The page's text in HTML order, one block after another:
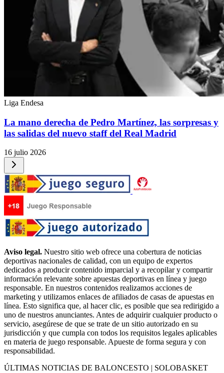
Liga Endesa
La mano derecha de Pedro Martínez, las sorpresas y
las salidas del nuevo staff del Real Madrid
16 julio 2026
Aviso legal. Nuestro sitio web ofrece una cobertura de noticias
deportivas nacionales de calidad, con un equipo de expertos
dedicados a producir contenido imparcial y a recopilar y compartir
información relevante sobre apuestas deportivas en línea y juego
responsable. En nuestros contenidos realizamos acciones de
marketing y utilizamos enlaces de afiliados de casas de apuestas en
línea. Esto significa que, al hacer clic, es posible que sea redirigido a
uno de nuestros anunciantes. Antes de adquirir cualquier producto o
servicio, asegúrese de que se trate de un sitio autorizado en su
jurisdicción y que cumpla con todos los requisitos legales aplicables
en materia de juego responsable. Apueste de forma segura y con
responsabilidad.
ÚLTIMAS NOTICIAS DE BALONCESTO | SOLOBASKET